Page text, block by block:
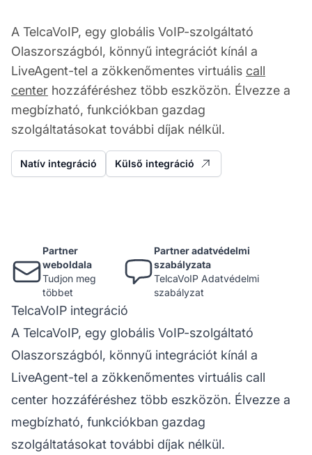
A TelcaVoIP, egy globális VoIP-szolgáltató
Olaszországból, könnyű integrációt kínál a
LiveAgent-tel a zökkenőmentes virtuális call
center hozzáféréshez több eszközön. Élvezze a
megbízható, funkciókban gazdag
szolgáltatásokat további díjak nélkül.
Natív integráció Külső integráció
Partner
weboldala
Tudjon meg
többet
Partner adatvédelmi
szabályzata
TelcaVoIP Adatvédelmi
szabályzat
TelcaVoIP integráció
A TelcaVoIP, egy globális VoIP-szolgáltató
Olaszországból, könnyű integrációt kínál a
LiveAgent-tel a zökkenőmentes virtuális call
center hozzáféréshez több eszközön. Élvezze a
megbízható, funkciókban gazdag
szolgáltatásokat további díjak nélkül.